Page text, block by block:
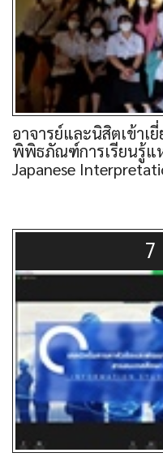
อาจารย์และนิสิตเข้าเ
พิพิธภัณฑ์การเรียนรู้แ
Japanese
7